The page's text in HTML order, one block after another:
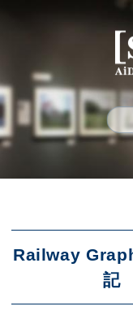
Railway
記
シリウスについて
展示スケジュール
アクセス
ブログ